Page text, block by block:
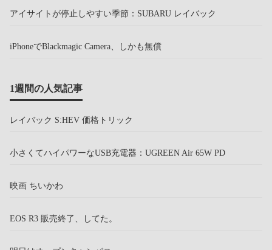
アイサイトが停止しやすい季節：SUBARU レイバック
iPhoneでBlackmagic Camera、しかも無償
1週間の人気記事
レイバック S:HEV 価格トリック
小さくてハイパワーなUSB充電器：UGREEN Air 65W PD
映画 ちいかわ
EOS R3 販売終了、してた。